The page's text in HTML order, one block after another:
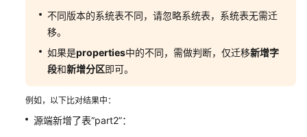
不同版本的系统表不同，请忽略系统表，系统表无需迁
移。
如果是properties中的不同，需做判断，仅迁移新增字
段和新增分区即可。
例如，以下比对结果中：
源端新增了表“part2”：